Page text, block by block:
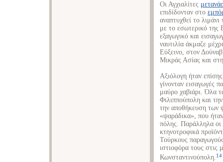
Οι Αγχιαλίτες
επιδίδονταν στο
αναπτυχθεί το
με το εσωτερικό της
εξαγωγικό και
ναυτιλία άκμαζε
Εύξεινο, στον
Μικράς Ασίας και
Αξιόλογη ήταν
γίνονταν εισαγωγές
μαύρο χαβιάρι. Όλα
Φιλιππούπολη και
την αποθήκευση των
«ψαράδικα», που
πόλης. Παράλληλα οι
κτηνοτροφικά
Τούρκους
ιστιοφόρα τους στις
Κωνσταντινούπολη.14